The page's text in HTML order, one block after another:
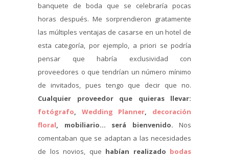
banquete de boda que se celebraría pocas
horas después. Me sorprendieron gratamente
las múltiples ventajas de casarse en un hotel de
esta categoría, por ejemplo, a priori se podría
pensar que habría exclusividad con
proveedores o que tendrían un número mínimo
de invitados, pues tengo que decir que no.
Cualquier proveedor que quieras llevar:
fotógrafo, Wedding Planner, decoración
floral, mobiliario… será bienvenido. Nos
comentaban que se adaptan a las necesidades
de los novios, que habían realizado bodas